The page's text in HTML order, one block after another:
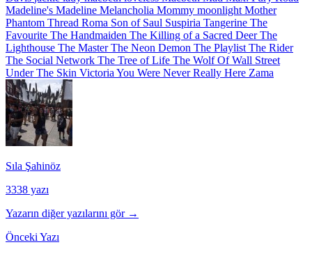
Madeline's Madeline Melancholia Mommy moonlight Mother
Phantom Thread Roma Son of Saul Suspiria Tangerine The
Favourite The Handmaiden The Killing of a Sacred DeerThe
Lighthouse The MasterThe Neon Demon The Playlist The Rider
The Social Network The Tree of Life The Wolf Of Wall Street
Under The Skin Victoria You Were Never Really Here Zama
Sıla Şahinöz
3338 yazı
Yazarın diğer yazılarını gör →
Önceki Yazı